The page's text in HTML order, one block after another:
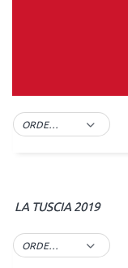
ORDER BY DEFAULT
LA TUSCIA 2019
ORDER BY DEFAULT